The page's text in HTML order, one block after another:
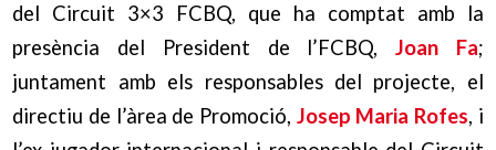
del Circuit 3×3 FCBQ, que ha comptat amb la
presència del President de l’FCBQ,Joan Fa;
juntament amb els responsables del projecte, el
directiu de l’àrea de Promoció, Josep Maria Rofes, i